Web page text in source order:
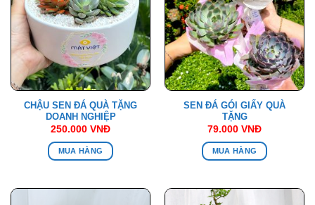
CHẬU SEN ĐÁ QUÀ TẶNG
DOANH NGHIỆP
250.000 VNĐ
MUA HÀNG
SEN ĐÁ GÓI GIẤY QUÀ
TẶNG
79.000 VNĐ
MUA HÀNG